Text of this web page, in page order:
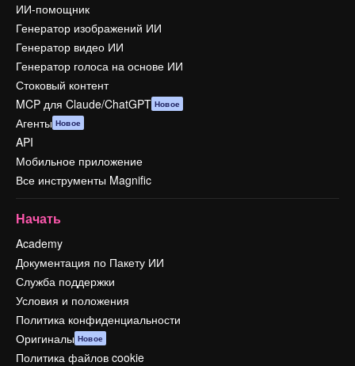
ИИ-помощник
Генератор изображений ИИ
Генератор видео ИИ
Генератор голоса на основе ИИ
Стоковый контент
MCP для Claude/ChatGPT Новое
Агенты Новое
API
Мобильное приложение
Все инструменты Magnific
Начать
Academy
Документация по Пакету ИИ
Служба поддержки
Условия и положения
Политика конфиденциальности
Оригиналы Новое
Политика файлов cookie